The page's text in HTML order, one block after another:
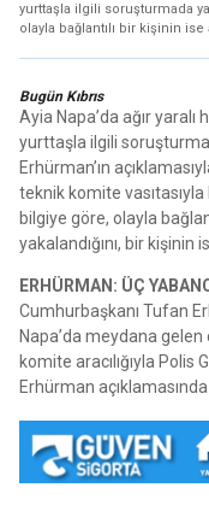
yurttaşla ilgili soruşturmada
olayla bağlantılı bir kişinin ise
Bugün Kıbrıs
Ayia Napa’da ağır yaralı
yurttaşla ilgili
Erhürman’ın
teknik komite
bilgiye göre, olayla
yakalandığını, bir kişinin
ERHÜRMAN: ÜÇ
Cumhurbaşkanı Tufan
Napa’da meydana
komite aracılığıyla Polis
Erhürman